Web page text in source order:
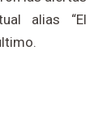
alias “El